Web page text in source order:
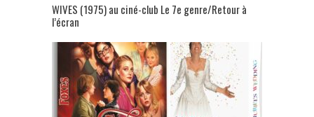
WIVES (1975) au ciné-club Le 7e genre/Retour à
l’écran